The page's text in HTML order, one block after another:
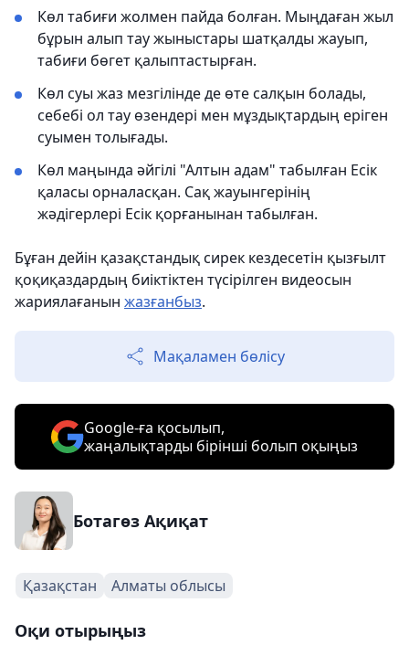
Көл табиғи жолмен пайда болған. Мыңдаған жыл
бұрын алып тау жыныстары шатқалды жауып,
табиғи бөгет қалыптастырған.
Көл суы жаз мезгілінде де өте салқын болады,
себебі ол тау өзендері мен мұздықтардың еріген
суымен толығады.
Көл маңында әйгілі "Алтын адам" табылған Есік
қаласы орналасқан. Сақ жауынгерінің
жәдігерлері Есік қорғанынан табылған.
Бұған дейін қазақстандық сирек кездесетін қызғылт
қоқиқаздардың биіктіктен түсірілген видеосын
жариялағанын жазғанбыз.
Мақаламен бөлісу
Google-ға қосылып,
жаңалықтарды бірінші болып оқыңыз
Ботагөз Ақиқат
Қазақстан Алматы облысы
Оқи отырыңыз